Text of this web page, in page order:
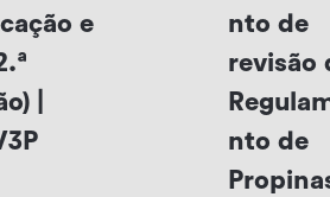
e
|
nto de
revisão
nto de